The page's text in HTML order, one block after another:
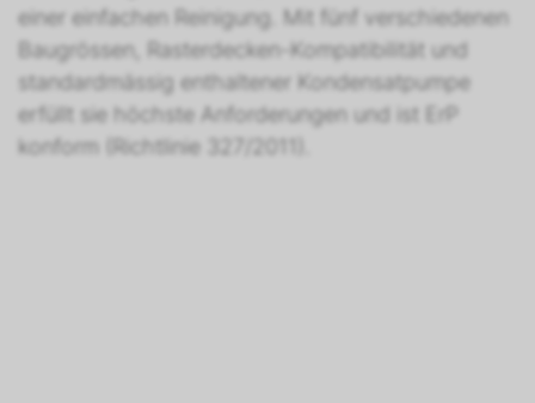
einer einfachen Reinigung. Mit fünf verschiedenen
Baugrössen, Rasterdecken-Kompatibilität und
standardmässig enthaltener Kondensatpumpe
erfüllt sie höchste Anforderungen und ist ErP
konform (Richtlinie 327/2011).